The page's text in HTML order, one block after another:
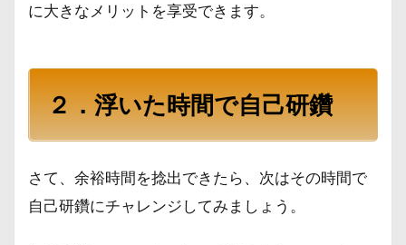
に大きなメリットを享受できます。
２．浮いた時間で自己研鑽
さて、余裕時間を捻出できたら、次はその時間で
自己研鑽にチャレンジしてみましょう。